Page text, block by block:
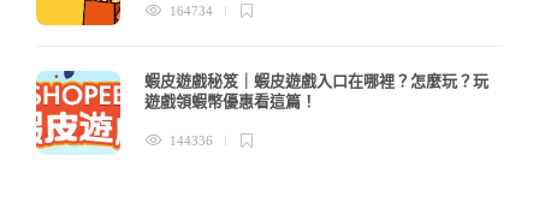
164734
蝦皮遊戲秘笈｜蝦皮遊戲入口在哪裡？怎麼玩？玩
遊戲領蝦幣優惠看這篇！
144336